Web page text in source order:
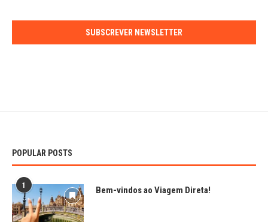
SUBSCREVER NEWSLETTER
POPULAR POSTS
1 Bem-vindos ao Viagem Direta!